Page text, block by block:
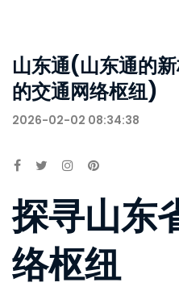
山东通(山东通的
的交通网络枢纽)
2026-02-02 08:34:38
探寻山东
络枢纽